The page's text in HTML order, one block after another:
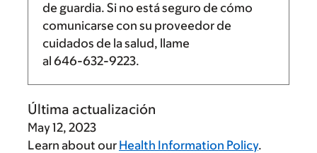
de guardia. Si no está seguro de cómo
comunicarse con su proveedor de
cuidados de la salud, llame
al 646-632-9223.
Última actualización
May 12, 2023
Learn about our Health Information Policy.